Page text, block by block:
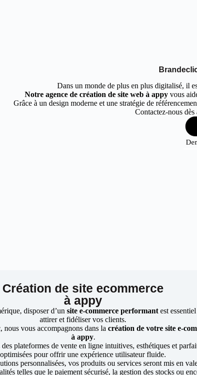
Dans un monde de plus en plus digitalisé, il
Notre agence de création de site web à appyvous
Grâce à un design moderne et une stratégie de
Contactez-nous
Création de site ecommerce
à appy
disposer d’un site e-commerce performant est
attirer et fidéliser vos clients.
nous vous accompagnons dans la création de votre site e-
à appy.
plateformes de vente en ligne intuitives, esthétiques et
optimisées pour offrir une expérience utilisateur fluide.
personnalisées, vos produits ou services seront mis en
telles que le paiement sécurisé, la gestion des stocks ou